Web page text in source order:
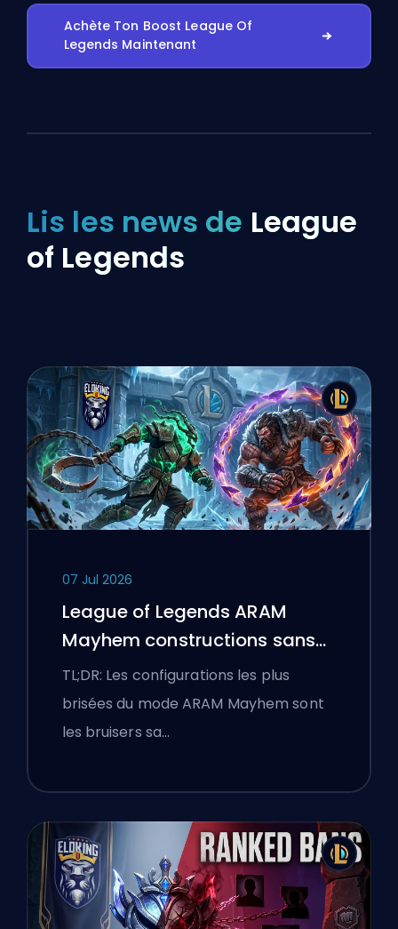
Achète Ton Boost League Of
Legends Maintenant
Lis les news de League
of Legends
07 Jul 2026
League of Legends ARAM
Mayhem constructions sans
bottes
TL;DR: Les configurations les plus
brisées du mode ARAM Mayhem sont
les bruisers sa…